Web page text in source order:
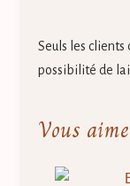
Seuls les
possibilité de
Vous